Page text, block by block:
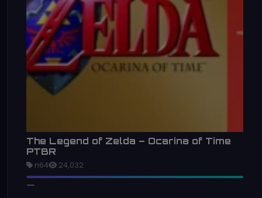
The Legend of Zelda – Ocarina of Time
PTBR
n64 24,032